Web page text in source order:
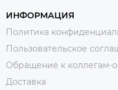
ИНФОРМАЦИЯ
Политика
Пользовательское
Обращение к коллегам-
Доставка